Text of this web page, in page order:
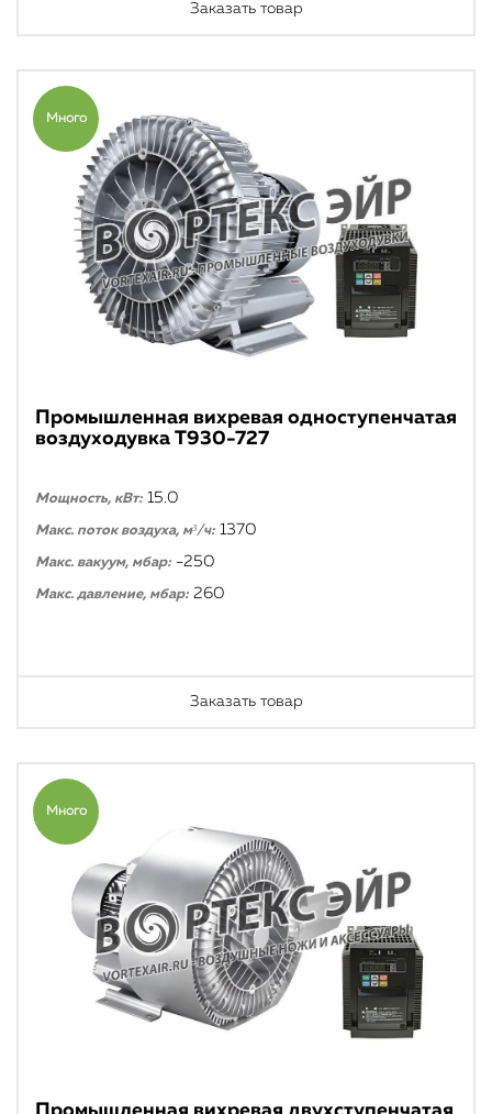
Заказать товар
Много
Промышленная вихревая одноступенчатая
воздуходувка T930-727
Мощность, кВт: 15.0
Макс. поток воздуха, м³/ч: 1370
Макс. вакуум, мбар: -250
Макс. давление, мбар: 260
Заказать товар
Много